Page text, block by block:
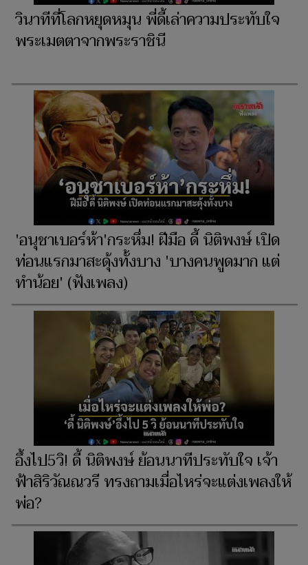
วินาทีที่โลกหยุดหมุน พี่ดี้เล่าความประทับใจ
พระเมตตาจากพระราชินี
'อนุชาเบอร์ห้า'กระหึ่ม! ฝีมือ ดี้ นิติพงษ์ เปิด
ท่อนแรกมาสะดุ้งทั้งบาง 'บางคนพูดมาก แต่
ทำน้อย' (ฟังเพลง)
อึ้งไป5วิ! ดี้ นิติพงษ์ ย้อนนาทีประทับใจ เจ้า
ฟ้าสิริวัณณวรี ทรงถามเมื่อไหร่จะแต่งเพลงให้
พ่อ?